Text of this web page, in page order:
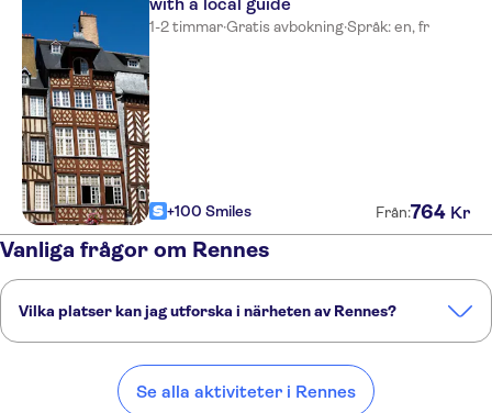
1-2 timmar·Gratis avbokning·Språk: en, fr
+100 Smiles Från:764 Kr
Vanliga frågor om Rennes
Vilka platser kan jag utforska i närheten av Rennes?
Mont-Saint-Michel St Malo Nantes St Brevin Les Pins
Se alla aktiviteter i Rennes